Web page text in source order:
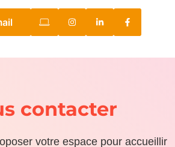
contacter
votre espace pour accueillir